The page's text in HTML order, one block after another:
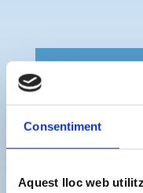
Consentiment
Aquest lloc web
del contracte,